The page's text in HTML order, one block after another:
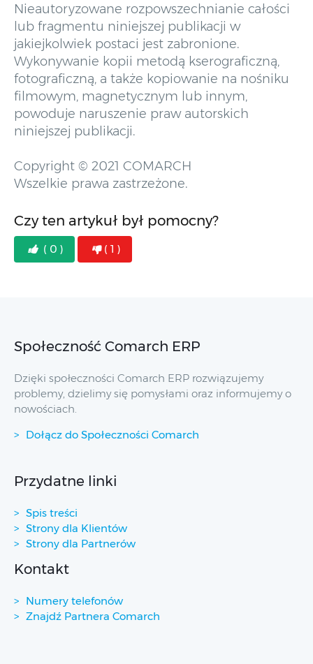
Nieautoryzowane rozpowszechnianie całości
lub fragmentu niniejszej publikacji w
jakiejkolwiek postaci jest zabronione.
Wykonywanie kopii metodą kserograficzną,
fotograficzną, a także kopiowanie na nośniku
filmowym, magnetycznym lub innym,
powoduje naruszenie praw autorskich
niniejszej publikacji.
Copyright © 2021 COMARCH
Wszelkie prawa zastrzeżone.
Czy ten artykuł był pomocny?
( 0 ) ( 1 )
Społeczność Comarch ERP
Dzięki społeczności Comarch ERP rozwiązujemy
problemy, dzielimy się pomysłami oraz informujemy o
nowościach.
Dołącz do Społeczności Comarch
Przydatne linki
Spis treści
Strony dla Klientów
Strony dla Partnerów
Kontakt
Numery telefonów
Znajdź Partnera Comarch